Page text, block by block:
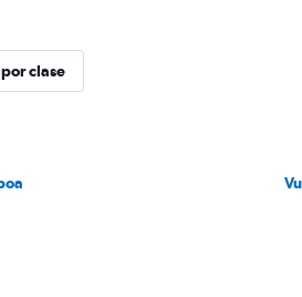
clase